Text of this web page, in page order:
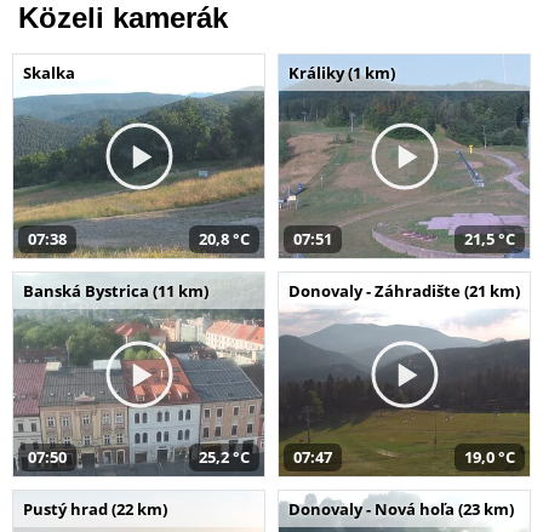
Közeli kamerák
Skalka
07:38 20,8 °C
Králiky (1 km)
07:51 21,5 °C
Banská Bystrica (11 km)
07:50 25,2 °C
Donovaly - Záhradište (21 km)
07:47 19,0 °C
Pustý hrad (22 km) Donovaly - Nová hoľa (23 km)